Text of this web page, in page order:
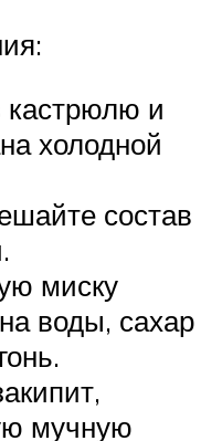
кастрюлю и
холодной
состав
миску
воды, сахар
мучную